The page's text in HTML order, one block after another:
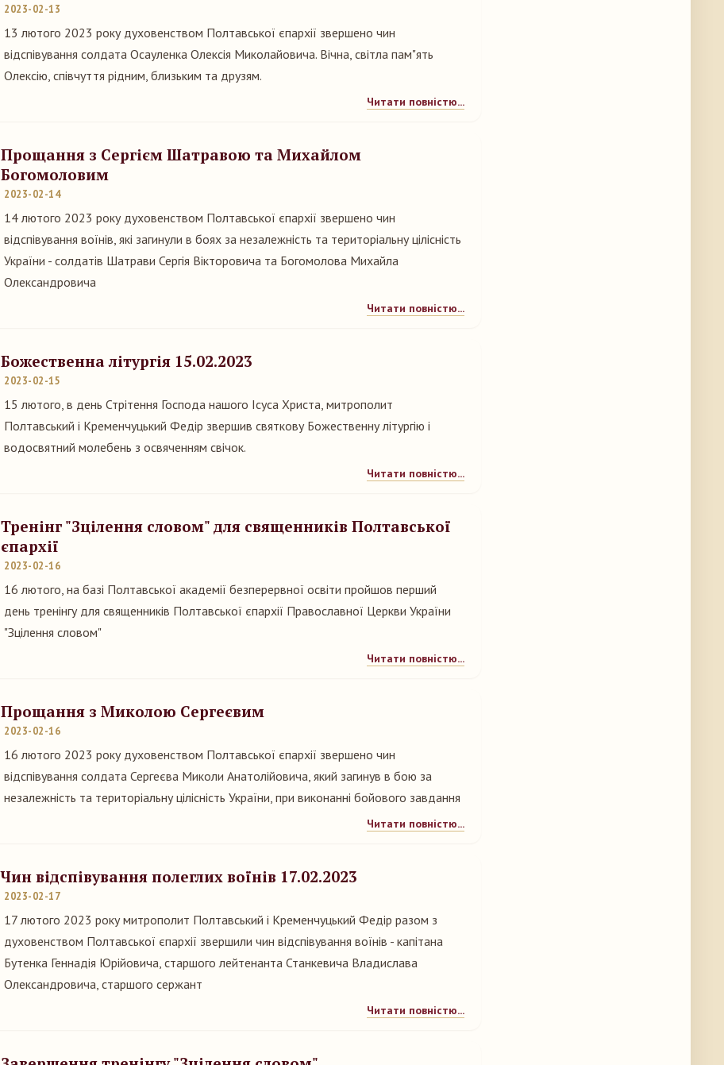
2023-02-13
13 лютого 2023 року духовенством Полтавської єпархії звершено чин
відспівування солдата Осауленка Олексія Миколайовича. Вічна, світла пам"ять
Олексію, співчуття рідним, близьким та друзям.
Читати повністю...
Прощання з Сергієм Шатравою та Михайлом
Богомоловим
2023-02-14
14 лютого 2023 року духовенством Полтавської єпархії звершено чин
відспівування воїнів, які загинули в боях за незалежність та територіальну цілісність
України - солдатів Шатрави Сергія Вікторовича та Богомолова Михайла
Олександровича
Читати повністю...
Божественна літургія 15.02.2023
2023-02-15
15 лютого, в день Стрітення Господа нашого Ісуса Христа, митрополит
Полтавський і Кременчуцький Федір звершив святкову Божественну літургію і
водосвятний молебень з освяченням свічок.
Читати повністю...
Тренінг "Зцілення словом" для священників Полтавської
єпархії
2023-02-16
16 лютого, на базі Полтавської академії безперервної освіти пройшов перший
день тренінгу для священників Полтавської єпархії Православної Церкви України
"Зцілення словом"
Читати повністю...
Прощання з Миколою Сергеєвим
2023-02-16
16 лютого 2023 року духовенством Полтавської єпархії звершено чин
відспівування солдата Сергеєва Миколи Анатолійовича, який загинув в бою за
незалежність та територіальну цілісність України, при виконанні бойового завдання
Читати повністю...
Чин відспівування полеглих воїнів 17.02.2023
2023-02-17
17 лютого 2023 року митрополит Полтавський і Кременчуцький Федір разом з
духовенством Полтавської єпархії звершили чин відспівування воїнів - капітана
Бутенка Геннадія Юрійовича, старшого лейтенанта Станкевича Владислава
Олександровича, старшого сержант
Читати повністю...